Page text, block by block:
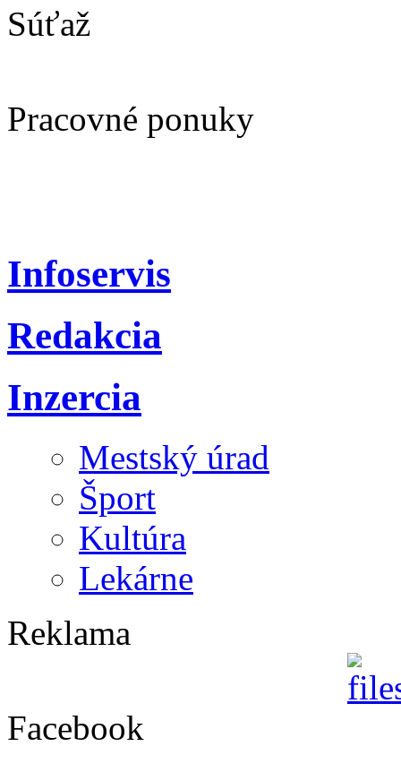
Súťaž
Pracovné ponuky
Infoservis
Redakcia
Inzercia
Mestský úrad
Šport
Kultúra
Lekárne
Reklama
Facebook